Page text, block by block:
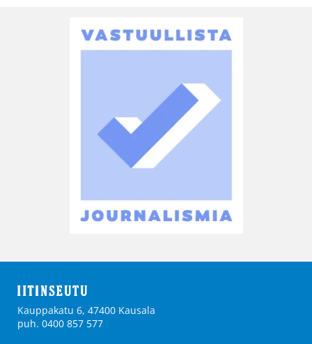
Kauppakatu 6, 47400 Kausala
puh. 0400 857 577